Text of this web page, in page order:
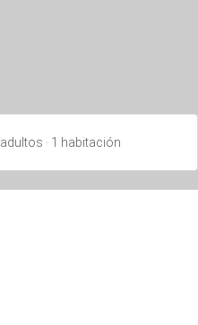
adultos 1 habitación